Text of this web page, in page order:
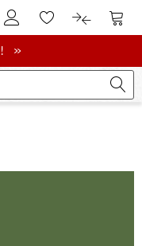
De klantenaccount
Naar deNaar de
»